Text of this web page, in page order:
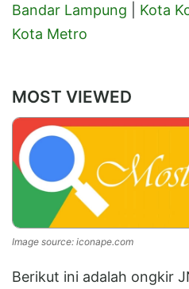
Bandar Lampung
Kota
Kota Metro
MOST VIEWED
Image source: iconape.com
Berikut ini adalah ongkir